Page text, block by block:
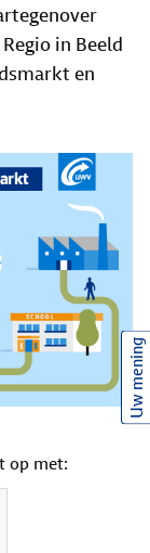
in Beeld
en
op met:
Uw mening